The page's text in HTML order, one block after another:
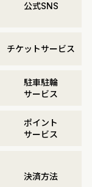
公式SNS
チケットサービス
駐車駐輪
サービス
ポイント
サービス
決済方法